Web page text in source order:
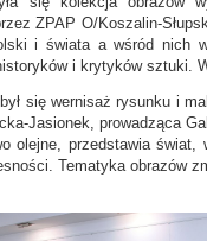
ZPAP O/Koszalin-
i świata a wśród nich
i krytyków sztuki.
się wernisaż rysunku i
Jasionek, prowadząca
olejne, przedstawia
Tematyka obrazów